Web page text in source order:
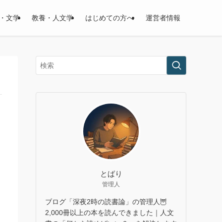
文学 教養・人文学 はじめての方へ 運営者情報
とばり
管理人
ブログ「深夜2時の読書論」の管理人🦉
2,000冊以上の本を読んできました｜人文